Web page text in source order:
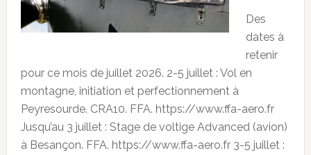
Des
dates à
retenir
pour ce mois de juillet 2026. 2-5 juillet : Vol en
montagne, initiation et perfectionnement à
Peyresourde. CRA10. FFA. https://www.ffa-aero.fr
Jusqu’au 3 juillet : Stage de voltige Advanced (avion)
à Besançon. FFA. https://www.ffa-aero.fr 3-5 juillet :